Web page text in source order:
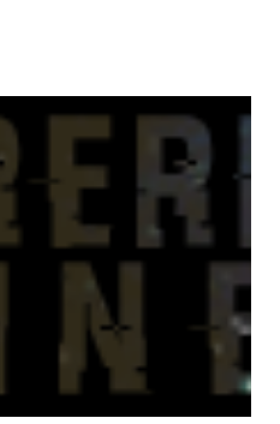
Innanzitutto, se la Gier o
molto di più. Red è
in trecento pagine non
nemmeno un finale ._.
della storia (anzi, quale
storia ha praticamente solo